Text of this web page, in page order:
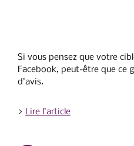
Si vous pensez que votre
Facebook, peut-être que ce
d’avis.
> Lire l’article